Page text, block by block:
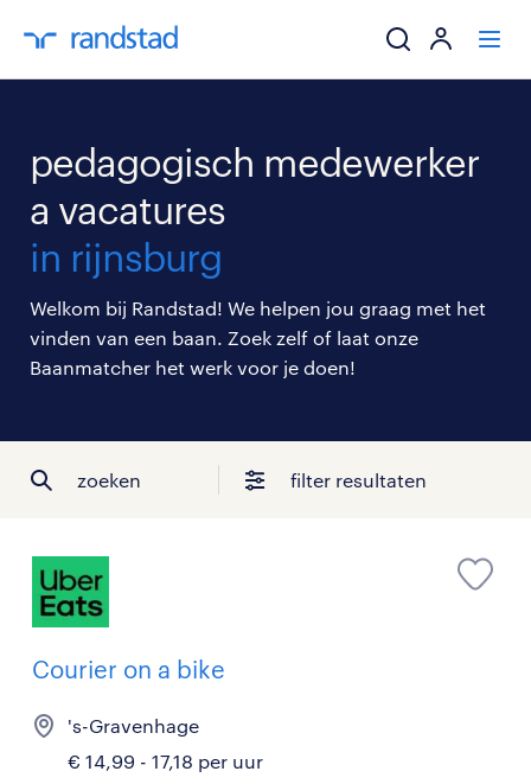
ik zoek een
over randstad
pedagogisch medewerker
a vacatures
in rijnsburg
Welkom bij Randstad! We helpen jou graag met het
vinden van een baan. Zoek zelf of laat onze
Baanmatcher het werk voor je doen!
zoeken filter resultaten
Courier on a bike
's-Gravenhage
€ 14,99 - 17,18 per uur